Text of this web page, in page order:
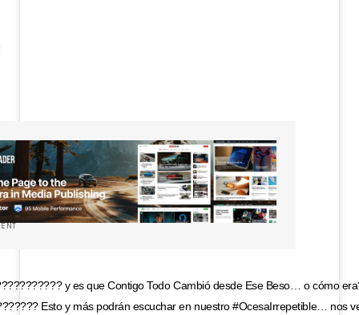
y es que Contigo Todo Cambió desde Ese Beso… o cómo
Esto y más podrán escuchar en nuestro #OcesaIrrepetible… nos